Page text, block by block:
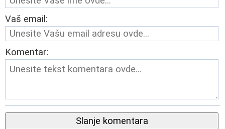
Vaš email:
Komentar:
Slanje komentara